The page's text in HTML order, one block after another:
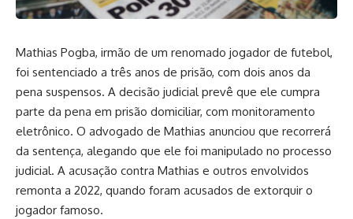
Mathias Pogba, irmão de um renomado jogador de futebol,
foi sentenciado a três anos de prisão, com dois anos da
pena suspensos. A decisão judicial prevê que ele cumpra
parte da pena em prisão domiciliar, com monitoramento
eletrônico. O advogado de Mathias anunciou que recorrerá
da sentença, alegando que ele foi manipulado no processo
judicial. A acusação contra Mathias e outros envolvidos
remonta a 2022, quando foram acusados de extorquir o
jogador famoso.